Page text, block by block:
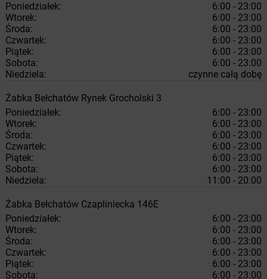
Poniedziałek:
6:00 - 23:00
Wtorek:
6:00 - 23:00
Środa:
6:00 - 23:00
Czwartek:
6:00 - 23:00
Piątek:
6:00 - 23:00
Sobota:
6:00 - 23:00
Niedziela:
czynne całą dobę
Żabka Bełchatów Rynek Grocholski 3
Poniedziałek:
6:00 - 23:00
Wtorek:
6:00 - 23:00
Środa:
6:00 - 23:00
Czwartek:
6:00 - 23:00
Piątek:
6:00 - 23:00
Sobota:
6:00 - 23:00
Niedziela:
11:00 - 20:00
Żabka Bełchatów Czapliniecka 146E
Poniedziałek:
6:00 - 23:00
Wtorek:
6:00 - 23:00
Środa:
6:00 - 23:00
Czwartek:
6:00 - 23:00
Piątek:
6:00 - 23:00
Sobota:
6:00 - 23:00